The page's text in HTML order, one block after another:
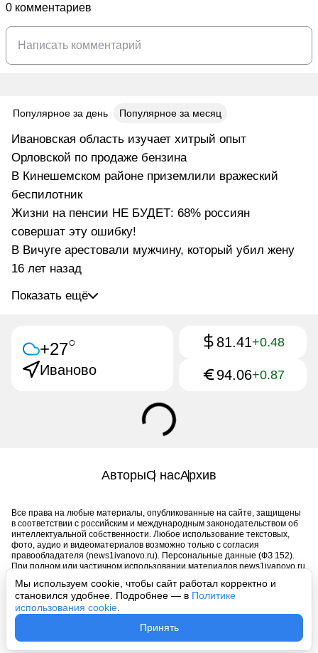
Мы используем cookie, чтобы сайт работал корректно и
становился удобнее. Подробнее — в Политике
использования cookie
Принять
0 комментариев
Популярное за день Популярное за месяц
Ивановская область изучает хитрый опыт
Орловской по продаже бензина
В Кинешемском районе приземлили вражеский
беспилотник
Жизни на пенсии НЕ БУДЕТ: 68% россиян
совершат эту ошибку!
В Вичуге арестовали мужчину, который убил жену
16 лет назад
Показать ещё
+27○
Иваново
81.41+0.48
94.06+0.87
АвторыО насАрхив
Все права на любые материалы, опубликованные на сайте, защищены
в соответствии с российским и международным законодательством об
интеллектуальной собственности. Любое использование текстовых,
фото, аудио и видеоматериалов возможно только с согласия
правообладателя (news1ivanovo.ru). Персональные данные (ФЗ 152).
При полном или частичном использовании материалов news1ivanovo.ru
обязательна. Запрещено для детей. Оригинал текста:
https://news1ivanovo.ru/
Пользовательское соглашение